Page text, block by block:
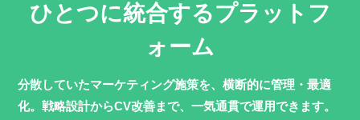
ひとつに統合するプラットフ
ォーム
分散していたマーケティング施策を、横断的に管理・最適
化。戦略設計からCV改善まで、一気通貫で運用できます。